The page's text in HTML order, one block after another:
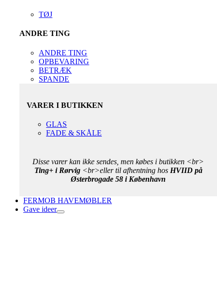
TØJ
ANDRE TING
ANDRE TING
OPBEVARING
BETRÆK
SPANDE
VARER I BUTIKKEN
GLAS
FADE & SKÅLE
Disse varer kan ikke sendes, men købes i butikken <br>
Ting+ i Rørvig<br>eller til afhentning hos HVIID på
Østerbrogade 58 i København
FERMOB HAVEMØBLER
Gave ideer